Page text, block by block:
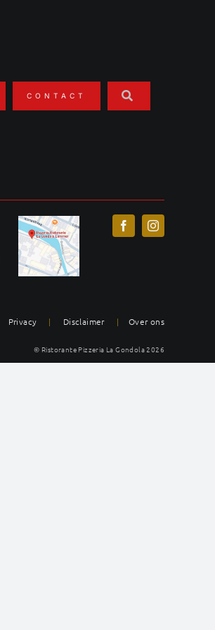
CONTACT
Privacy | Disclaimer | Over ons
© Ristorante Pizzeria La Gondola 2026